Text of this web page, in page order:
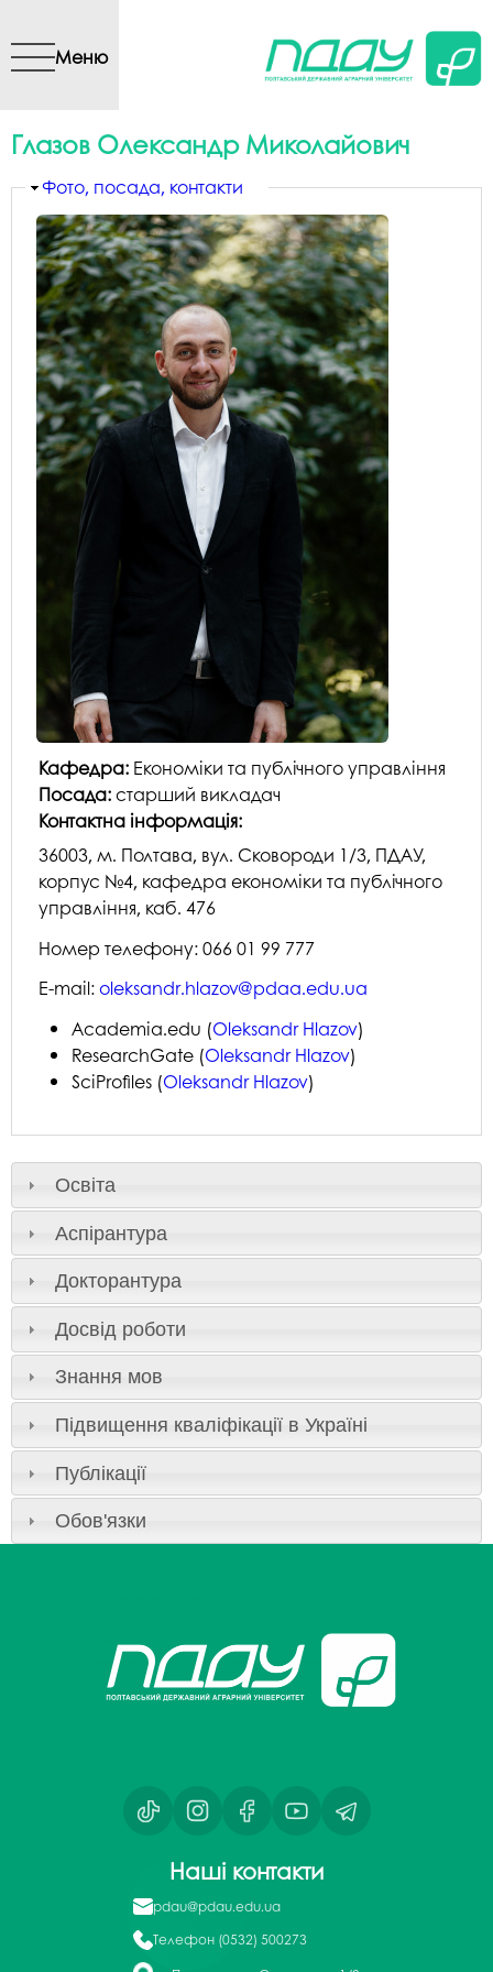
вмісту
Меню
Глазов Олександр Миколайович
ПриховатиФото, посада, контакти
Кафедра: Економіки та публічного управління
Посада:старший викладач
Контактна інформація:
36003, м. Полтава, вул. Сковороди 1/3, ПДАУ,
корпус №4, кафедра економіки та публічного
управління, каб. 476
Номер телефону: 066 01 99 777
E-mail:oleksandr.hlazov@pdaa.edu.ua
Academia.edu (Oleksandr Hlazov)
ResearchGate (Oleksandr Hlazov)
SciProfiles (Oleksandr Hlazov)
Освіта
Аспірантура
Докторантура
Досвід роботи
Знання мов
Підвищення кваліфікації в Україні
Публікації
Обов'язки
Наші контакти
pdau@pdau.edu.ua
Телефон (0532) 500273